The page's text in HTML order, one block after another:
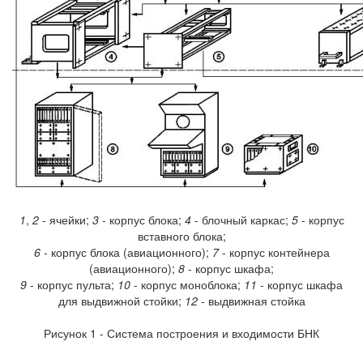
1, 2- ячейки; 3- корпус блока; 4- блочный каркас; 5- корпус
вставного блока;
6- корпус блока (авиационного); 7- корпус контейнера
(авиационного); 8 - корпус шкафа;
9 - корпус пульта; 10 - корпус моноблока; 11 - корпус шкафа
для выдвижной стойки; 12- выдвижная стойка
Рисунок 1 - Система построения и входимости БНК